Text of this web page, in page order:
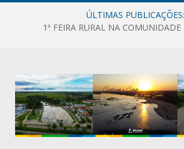
ÚLTIMAS PUBLICAÇÕES:
1ª FEIRA RURAL NA